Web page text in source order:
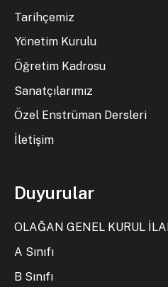
Tarihçemiz
Yönetim Kurulu
Öğretim Kadrosu
Sanatçılarımız
Özel Enstrüman Dersleri
İletişim
Duyurular
OLAĞAN GENEL KURUL
A Sınıfı
B Sınıfı